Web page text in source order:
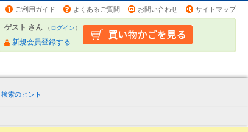
ご利用ガイド よくあるご質問 お問い合わせ サイトマップ
ゲスト さん （ログイン）
新規会員登録する
検索のヒント